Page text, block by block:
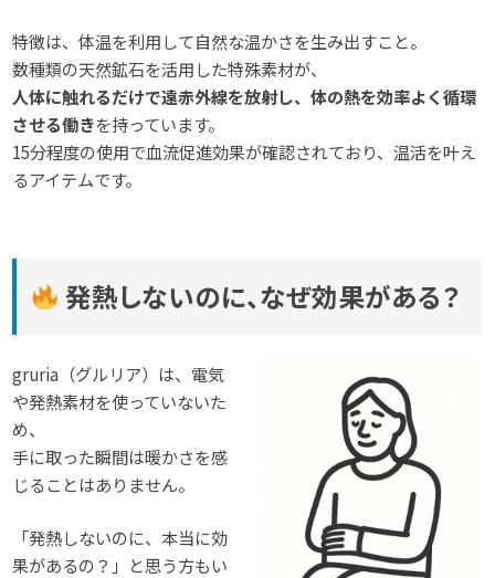
特徴は、体温を利用して自然な温かさを生み出すこと。
数種類の天然鉱石を活用した特殊素材が、
人体に触れるだけで遠赤外線を放射し、体の熱を効率よく循環
させる働きを持っています。
15分程度の使用で血流促進効果が確認されており、温活を叶え
るアイテムです。
発熱しないのに、なぜ効果がある？
gruria（グルリア）は、電気
や発熱素材を使っていないた
め、
手に取った瞬間は暖かさを感
じることはありません。
「発熱しないのに、本当に効
果があるの？」と思う方もい